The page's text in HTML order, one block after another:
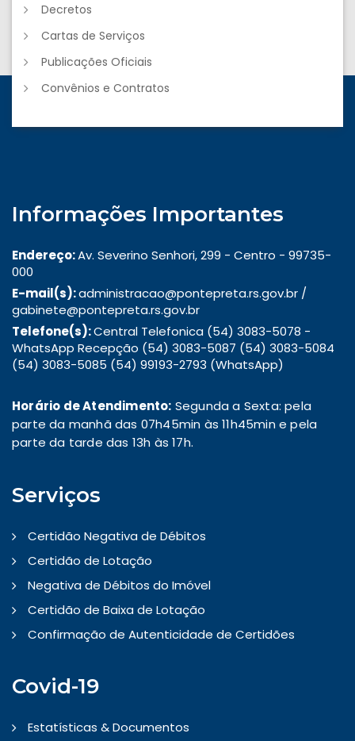
Decretos
Cartas de Serviços
Publicações Oficiais
Convênios e Contratos
Informações Importantes
Endereço:Av. Severino Senhori, 299 - Centro - 99735-
000
E-mail(s):administracao@pontepreta.rs.gov.br /
gabinete@pontepreta.rs.gov.br
Telefone(s):Central Telefonica (54) 3083-5078 -
WhatsApp Recepção (54) 3083-5087 (54) 3083-5084
(54) 3083-5085 (54) 99193-2793 (WhatsApp)
Horário de Atendimento: Segunda a Sexta: pela
parte da manhã das 07h45min às 11h45min e pela
parte da tarde das 13h às 17h.
Serviços
Certidão Negativa de Débitos
Certidão de Lotação
Negativa de Débitos do Imóvel
Certidão de Baixa de Lotação
Confirmação de Autenticidade de Certidões
Covid-19
Estatísticas & Documentos